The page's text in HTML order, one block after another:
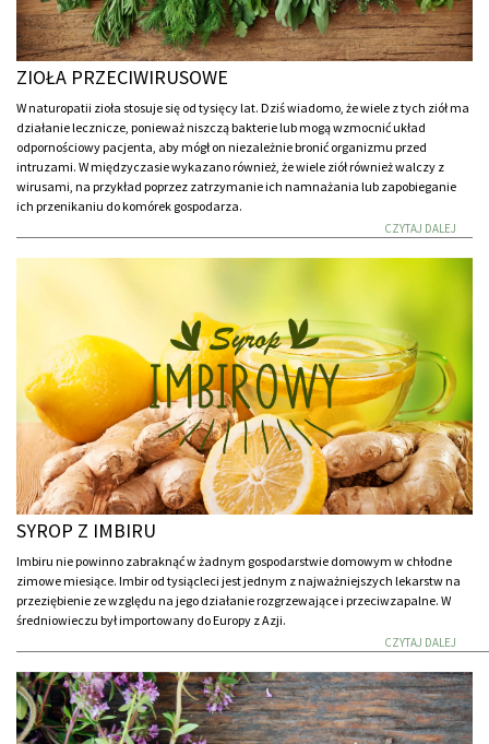
ZIOŁA PRZECIWIRUSOWE
W naturopatii zioła stosuje się od tysięcy lat. Dziś wiadomo, że wiele z tych ziół ma
działanie lecznicze, ponieważ niszczą bakterie lub mogą wzmocnić układ
odpornościowy pacjenta, aby mógł on niezależnie bronić organizmu przed
intruzami. W międzyczasie wykazano również, że wiele ziół również walczy z
wirusami, na przykład poprzez zatrzymanie ich namnażania lub zapobieganie
ich przenikaniu do komórek gospodarza.
CZYTAJ DALEJ
SYROP Z IMBIRU
Imbiru nie powinno zabraknąć w żadnym gospodarstwie domowym w chłodne
zimowe miesiące. Imbir od tysiącleci jest jednym z najważniejszych lekarstw na
przeziębienie ze względu na jego działanie rozgrzewające i przeciwzapalne. W
średniowieczu był importowany do Europy z Azji.
CZYTAJ DALEJ